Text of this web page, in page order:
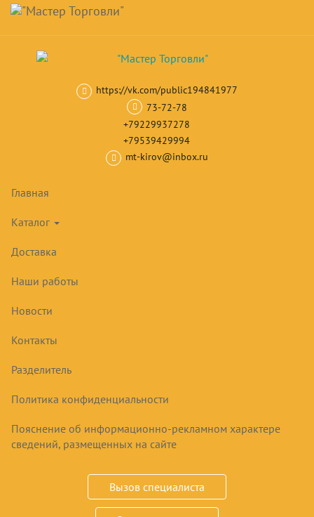
Skip
main
content
Навигация
https://vk.com/public194841977
73-72-78
+79229937278
+79539429994
mt-kirov@inbox.ru
Главная
Каталог
Доставка
Наши работы
Новости
Контакты
Разделитель
Политика конфиденциальности
Пояснение об информационно-рекламном характере
сведений, размещенных на сайте
Вызов специалиста
Корзина товар(ов)
Настенные кондиционеры
СПЛИТ-СИСТЕМА TOSOT T09H-
SCW/I/T09H-SCW/O CLIVIA INVERTER